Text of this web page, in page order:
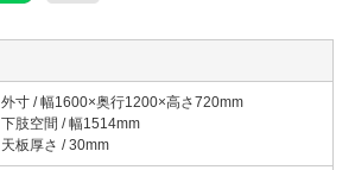
外寸 / 幅1600×奥行1200×高さ720mm
下肢空間 / 幅1514mm
天板厚さ / 30mm